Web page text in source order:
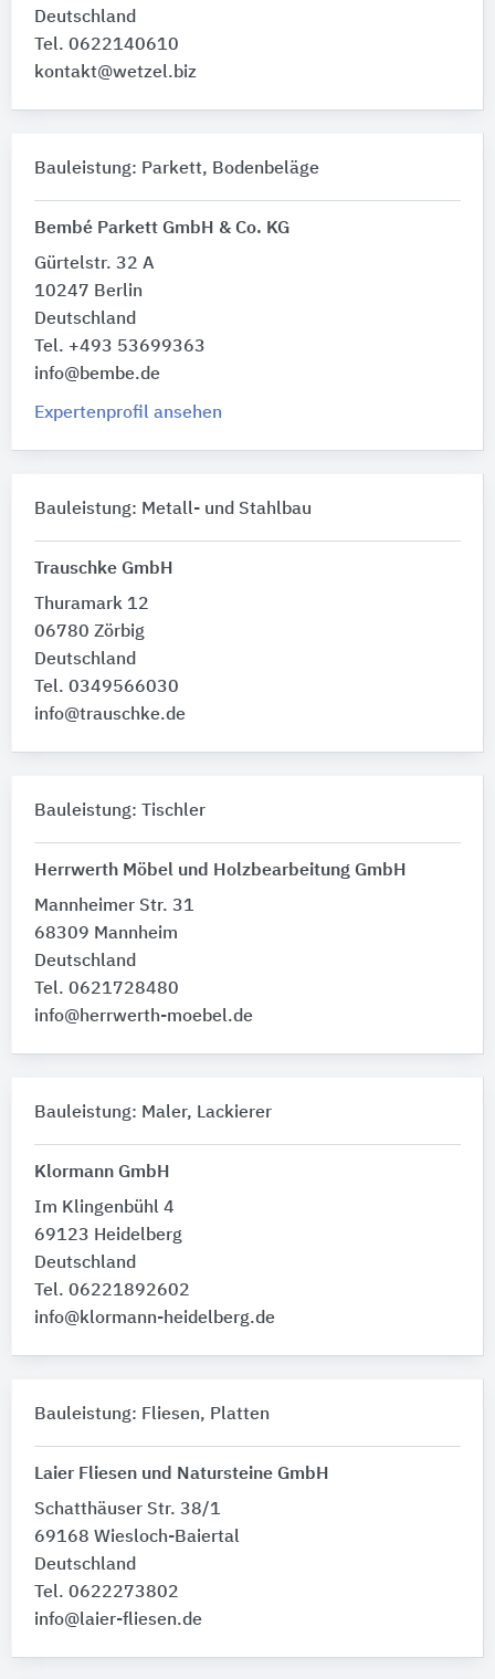
Deutschland
Tel. 0622140610
kontakt@wetzel.biz
Bauleistung: Parkett, Bodenbeläge
Bembé Parkett GmbH & Co. KG
Gürtelstr. 32 A
10247 Berlin
Deutschland
Tel. +493 53699363
info@bembe.de
Expertenprofil ansehen
Bauleistung: Metall- und Stahlbau
Trauschke GmbH
Thuramark 12
06780 Zörbig
Deutschland
Tel. 0349566030
info@trauschke.de
Bauleistung: Tischler
Herrwerth Möbel und Holzbearbeitung GmbH
Mannheimer Str. 31
68309 Mannheim
Deutschland
Tel. 0621728480
info@herrwerth-moebel.de
Bauleistung: Maler, Lackierer
Klormann GmbH
Im Klingenbühl 4
69123 Heidelberg
Deutschland
Tel. 06221892602
info@klormann-heidelberg.de
Bauleistung: Fliesen, Platten
Laier Fliesen und Natursteine GmbH
Schatthäuser Str. 38/1
69168 Wiesloch-Baiertal
Deutschland
Tel. 0622273802
info@laier-fliesen.de